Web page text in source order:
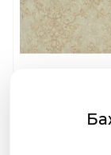
Limonta